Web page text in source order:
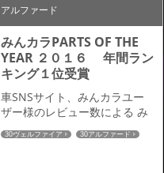
アルファード
みんカラPARTS OF THE
YEAR ２０１６ 年間ラン
キング１位受賞
車SNSサイト、みんカラユー
ザー様のレビュー数による み
んカラPARTS OF THE YEAR ２
０１６年間ランキングのが本
30ヴェルファイア
30アルファード